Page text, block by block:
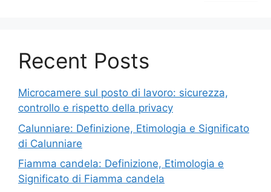
Recent Posts
Microcamere sul posto di lavoro: sicurezza,
controllo e rispetto della privacy
Calunniare: Definizione, Etimologia e Significato
di Calunniare
Fiamma candela: Definizione, Etimologia e
Significato di Fiamma candela